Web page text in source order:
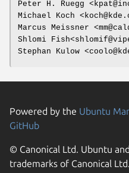
Peter H. Ruegg
Michael Koch
Marcus Meissner
Shlomi
Stephan Kulow
Powered by the Ubuntu
GitHub
© Canonical Ltd. Ubuntu
trademarks of Canonical Ltd.